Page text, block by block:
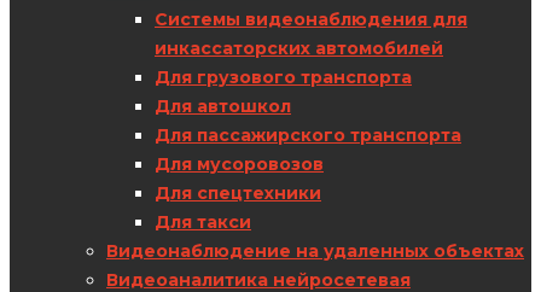
Системы видеонаблюдения для
инкассаторских автомобилей
Для грузового транспорта
Для автошкол
Для пассажирского транспорта
Для мусоровозов
Для спецтехники
Для такси
Видеонаблюдение на удаленных объектах
Видеоаналитика нейросетевая